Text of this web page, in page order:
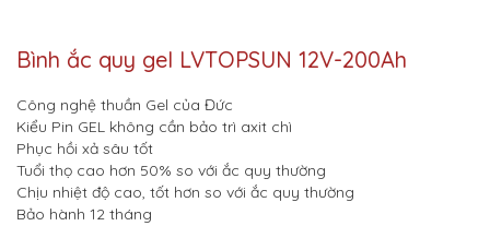
Bình ắc quy gel LVTOPSUN 12V-200Ah
Công nghệ thuần Gel của Đức
Kiểu Pin GEL không cần bảo trì axit chì
Phục hồi xả sâu tốt
Tuổi thọ cao hơn 50% so với ắc quy thường
Chịu nhiệt độ cao, tốt hơn so với ắc quy thường
Bảo hành 12 tháng